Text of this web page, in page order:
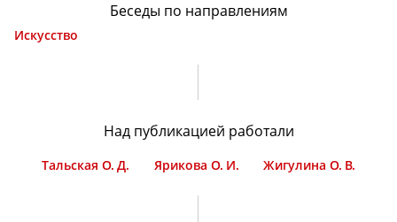
Беседы по направлениям
Искусство
Над публикацией работали
Тальская О. Д. Ярикова О. И. Жигулина О. В.